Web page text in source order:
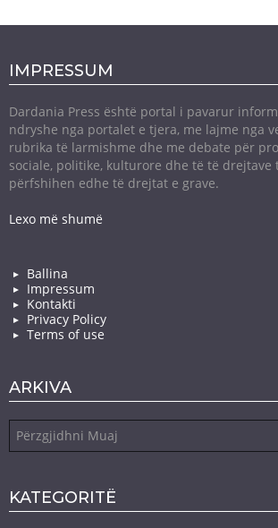
IMPRESSUM
Dardania Press është portal i pavarur
ndryshe nga portalet e tjera, me lajme nga
rubrika të larmishme dhe me debate për
sociale, politike, kulturore dhe të të drejtave
përfshihen edhe të drejtat e grave.
Lexo më shumë
Ballina
Impressum
Kontakti
Privacy Policy
Terms of use
ARKIVA
KATEGORITË